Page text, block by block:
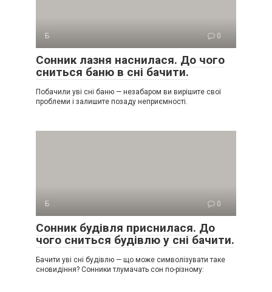
Б 0
Сонник лазня наснилася. До чого
сниться баню в сні бачити.
Побачили уві сні баню — незабаром ви вирішите свої
проблеми і залишите позаду неприємності.
Б 0
Сонник будівля приснилася. До
чого сниться будівлю у сні бачити.
Бачити уві сні будівлю — що може символізувати таке
сновидіння? Сонники тлумачать сон по-різному: